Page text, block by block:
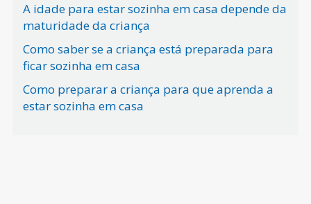
A idade para estar sozinha em casa depende da
maturidade da criança
Como saber se a criança está preparada para
ficar sozinha em casa
Como preparar a criança para que aprenda a
estar sozinha em casa